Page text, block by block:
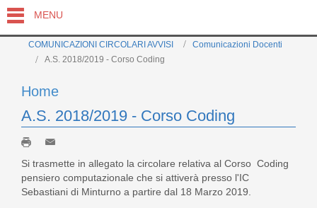
MENU
COMUNICAZIONI CIRCOLARI AVVISI
Comunicazioni Docenti
A.S. 2018/2019 - Corso Coding
Home
A.S. 2018/2019 - Corso Coding
Si trasmette in allegato la circolare relativa al Corso Coding
pensiero computazionale che si attiverà presso l'IC
Sebastiani di Minturno a partire dal 18 Marzo 2019.